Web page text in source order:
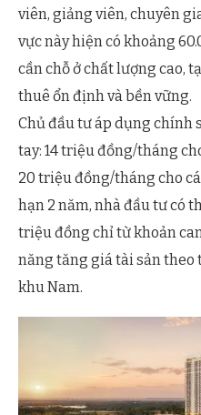
viên, giảng viên, chuyên
vực này hiện có khoảng
cần chỗ ở chất lượng cao,
thuê ổn định và bền vững.
Chủ đầu tư áp dụng chính
tay: 14 triệu đồng/tháng
20 triệu đồng/tháng cho
hạn 2 năm, nhà đầu tư có
triệu đồng chỉ từ khoản
năng tăng giá tài sản theo
khu Nam.